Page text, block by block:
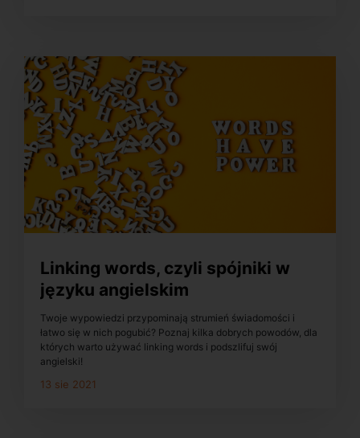
Linking words, czyli spójniki w
języku angielskim
Twoje wypowiedzi przypominają strumień świadomości i
łatwo się w nich pogubić? Poznaj kilka dobrych powodów, dla
których warto używać linking words i podszlifuj swój
angielski!
13 sie 2021